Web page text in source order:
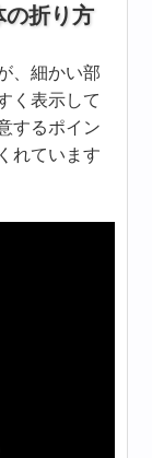
折り方
、細かい部
く表示して
するポイン
れています